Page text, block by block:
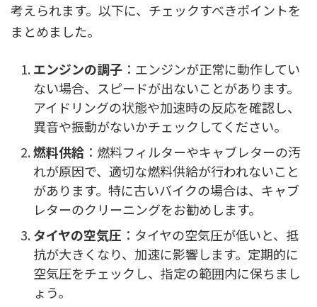
考えられます。以下に、チェックすべきポイントを
まとめました。
エンジンの調子 ：エンジンが正常に動作してい
ない場合、スピードが出ないことがあります。
アイドリングの状態や加速時の反応を確認し、
異音や振動がないかチェックしてください。
燃料供給 ：燃料フィルターやキャブレターの汚
れが原因で、適切な燃料供給が行われないこと
があります。特に古いバイクの場合は、キャブ
レターのクリーニングをお勧めします。
タイヤの空気圧 ：タイヤの空気圧が低いと、抵
抗が大きくなり、加速に影響します。定期的に
空気圧をチェックし、指定の範囲内に保ちまし
ょう。